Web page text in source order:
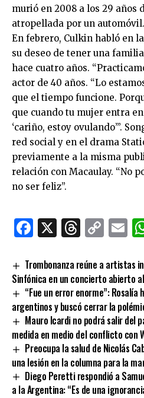
murió en 2008 a los 29 años
atropellada por un automóvil.
En febrero, Culkin habló en
su deseo de tener una
hace cuatro años.
actor de 40 años. “Lo
que el tiempo funcione.
que cuando tu mujer entra
‘cariño, estoy ovulando’”.
red social y en el drama
previamente a la misma
relación con Macaulay. “No
no ser feliz”.
Facebook
X
Trombonanza reúne a artistas
Sinfónica en un concierto abierto
“Fue un error enorme”: Rosalía
argentinos y buscó cerrar la
Mauro Icardi no podrá salir del
medida en medio del conflicto con
Preocupa la salud de Nicolás
una lesión en la columna para la
Diego Peretti respondió a
a la Argentina: “Es de una